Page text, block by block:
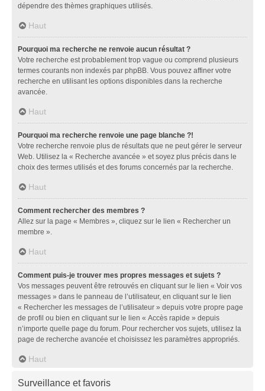
dépendre des thèmes graphiques utilisés.
Haut
Pourquoi ma recherche ne renvoie aucun résultat ?
Votre recherche est probablement trop vague ou comprend plusieurs
termes courants non indexés par phpBB. Vous pouvez affiner votre
recherche en utilisant les options disponibles dans la recherche
avancée.
Haut
Pourquoi ma recherche renvoie une page blanche ?!
Votre recherche renvoie plus de résultats que ne peut gérer le serveur
Web. Utilisez la « Recherche avancée » et soyez plus précis dans le
choix des termes utilisés et des forums concernés par la recherche.
Haut
Comment rechercher des membres ?
Allez sur la page « Membres », cliquez sur le lien « Rechercher un
membre ».
Haut
Comment puis-je trouver mes propres messages et sujets ?
Vos messages peuvent être retrouvés en cliquant sur le lien « Voir vos
messages » dans le panneau de l’utilisateur, en cliquant sur le lien
« Rechercher les messages de l’utilisateur » depuis votre propre page
de profil ou bien en cliquant sur le lien « Accès rapide » depuis
n’importe quelle page du forum. Pour rechercher vos sujets, utilisez la
page de recherche avancée et choisissez les paramètres appropriés.
Haut
Surveillance et favoris